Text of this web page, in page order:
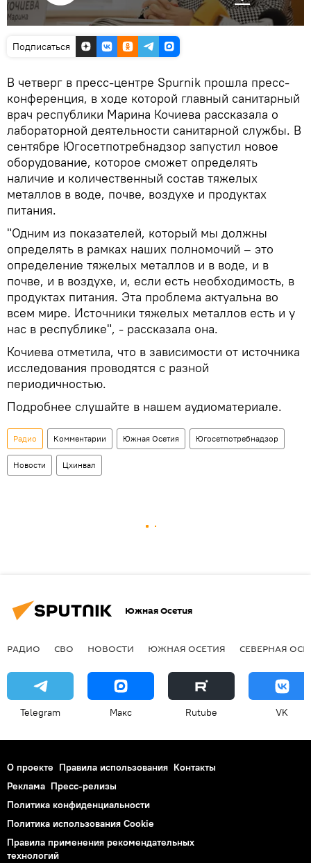
Подписаться
В четверг в пресс-центре Spurnik прошла пресс-
конференция, в ходе которой главный санитарный
врач республики Марина Кочиева рассказала о
лабораторной деятельности санитарной службы. В
сентябре Югосетпотребнадзор запустил новое
оборудование, которое сможет определять
наличие и количественный состав тяжелых
металлов в воде, почве, воздухе и продуктах
питания.
"Одним из показателей, который мы должны
определять в рамках наших полномочий – это
определение тяжелых металлов и в воде, и в
почве, и в воздухе, и, если есть необходимость, в
продуктах питания. Эта проблема актуальна во
всем мире. Источники тяжелых металлов есть и у
нас в республике", - рассказала она.
Кочиева отметила, что в зависимости от источника
исследования проводятся с разной
периодичностью.
Подробнее слушайте в нашем аудиоматериале.
Радио Комментарии Южная Осетия Югосетпотребнадзор
Новости Цхинвал
Южная Осетия
РАДИО СВО НОВОСТИ ЮЖНАЯ ОСЕТИЯ СЕВЕРНАЯ
Telegram Макс Rutube VK
О проекте Правила использования Контакты
Реклама Пресс-релизы
Политика конфиденциальности
Политика использования Cookie
Правила применения рекомендательных
технологий